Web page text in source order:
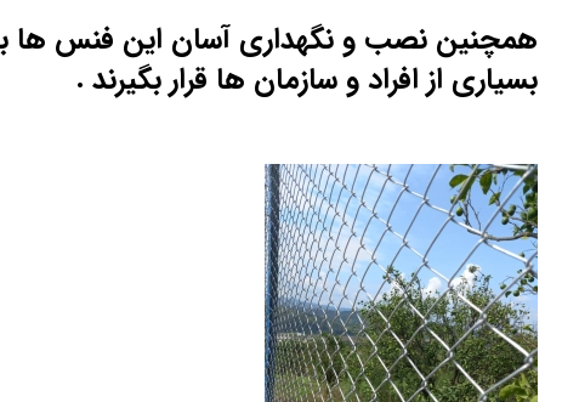
همچنین نصب و نگهداری آسان این فنس ها
بسیاری از افراد و سازمان ها قرار بگیرند .